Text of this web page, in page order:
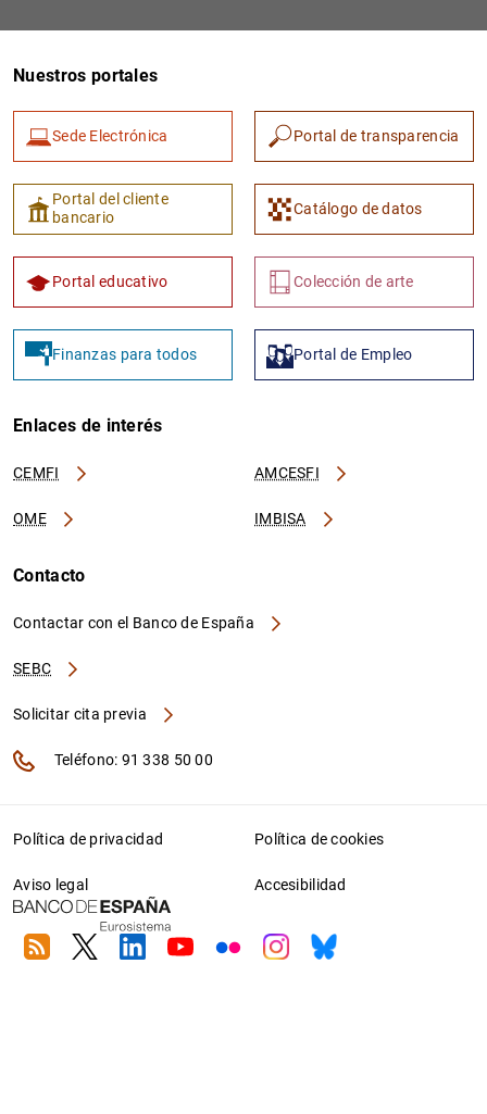
Nuestros portales
Sede Electrónica Portal de transparencia
Portal del cliente
bancario
Catálogo de datos
Portal educativo Colección de arte
Finanzas para todos Portal de Empleo
Enlaces de interés
CEMFI AMCESFI
OME IMBISA
Contacto
Contactar con el Banco de España
SEBC
Solicitar cita previa
Teléfono: 91 338 50 00
Política de privacidad Política de cookies
Aviso legal Accesibilidad
RSS TwitterLinkedin
YoutubeFlickrInstagram
Bluesky